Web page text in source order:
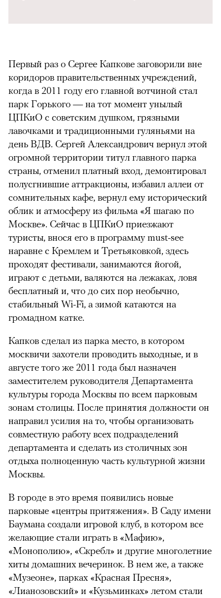
Первый раз о Сергее Капкове заговорили вне
коридоров правительственных учреждений,
когда в 2011 году его главной вотчиной стал
парк Горького — на тот момент унылый
ЦПКиО с советским душком, грязными
лавочками и традиционными гуляньями на
день ВДВ. Сергей Александрович вернул этой
огромной территории титул главного парка
страны, отменил платный вход, демонтировал
полусгнившие аттракционы, избавил аллеи от
сомнительных кафе, вернул ему исторический
облик и атмосферу из фильма «Я шагаю по
Москве». Сейчас в ЦПКиО приезжают
туристы, внося его в программу must-see
наравне с Кремлем и Третьяковкой, здесь
проходят фестивали, занимаются йогой,
играют с детьми, валяются на лежаках, ловя
бесплатный и, что до сих пор необычно,
стабильный Wi-Fi, а зимой катаются на
громадном катке.
Капков сделал из парка место, в котором
москвичи захотели проводить выходные, и в
августе того же 2011 года был назначен
заместителем руководителя Департамента
культуры города Москвы по всем парковым
зонам столицы. После принятия должности он
направил усилия на то, чтобы организовать
совместную работу всех подразделений
департамента и сделать из столичных зон
отдыха полноценную часть культурной жизни
Москвы.
В городе в это время появились новые
парковые «центры притяжения». В Саду имени
Баумана создали игровой клуб, в котором все
желающие стали играть в «Мафию»,
«Монополию», «Скребл» и другие многолетние
хиты домашних вечеринок. В нем же, а также
«Музеоне», парках «Красная Пресня»,
«Лианозовский» и «Кузьминках» летом стали